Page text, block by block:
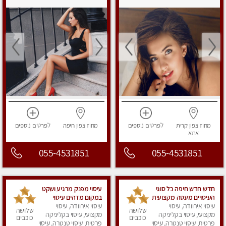
מחוז צפוןקרית
אתא
לפרטים נוספים
055-4531851
מחוז צפוןחיפה לפרטים נוספים
055-4531851
חדש חדש חיפה כל סוגי
העיסויים מעסה מקצועית
ואיכותית פרטי!!!
עיסוי אירוודה, עיסוי
מקצועי, עיסוי בקליניקה
פרטית, עיסוי טנטרה, עיסוי
שלושה
כוכבים
עיסוי מפנק מרגיע ושקט
במקום מדהים עיסוי
מושקע מאוד לכל שרירי
הגוף...מומלץ!! פרטי !!+
לזוגות
עיסוי אירוודה, עיסוי
מקצועי, עיסוי בקליניקה
פרטית, עיסוי טנטרה, עיסוי
שלושה
כוכבים